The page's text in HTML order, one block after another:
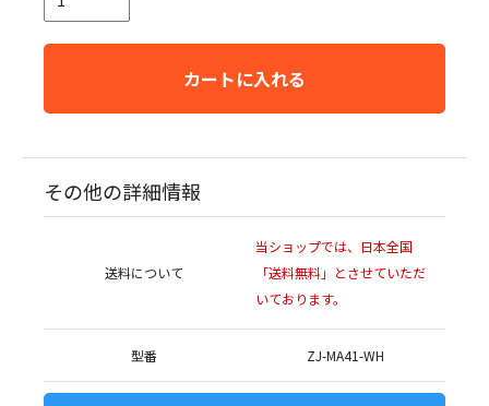
カートに入れる
その他の詳細情報
送料について
当ショップでは、日本全国
「送料無料」とさせていただ
いております。
型番 ZJ-MA41-WH